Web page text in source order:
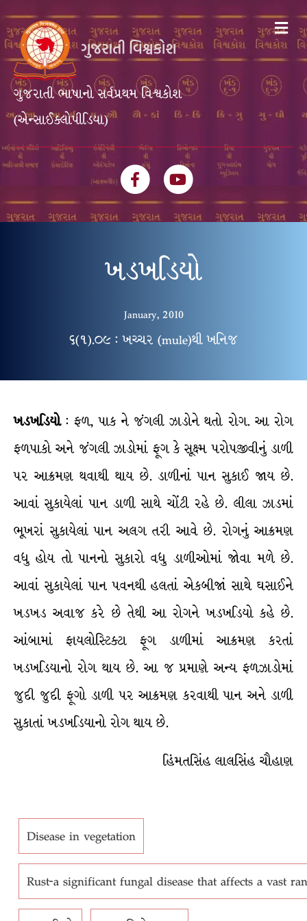
ગુજરાતી ભાષાનો સર્વપ્રથમ વિશ્વકોશ
(એન્સાઈક્લોપીડિયા)
FacebookYoutube
ખડખડિયો
January, 2010
૬(૧).૦૯ : ખચ્ચર (mule)થી ખનિજ
ખડખડિયો: ફળ, પાક ને જંગલી ઝાડોને થતો રોગ. આ રોગ
ફળપાકો અને જંગલી ઝાડોમાં ફૂગ કે સૂક્ષ્મ પરોપજીવીનું ડાળી
પર આક્રમણ થવાથી થાય છે. ડાળીનાં પાન સુકાઈ જાય છે.
આવાં સુકાયેલાં પાન ડાળી સાથે ચોંટી રહે છે. લીલા ઝાડમાં
ભૂખરાં સુકાયેલાં પાન અલગ તરી આવે છે. રોગનું આક્રમણ
વધુ હોય તો પાનનો સુકારો વધુ ડાળીઓમાં જોવા મળે છે.
આવાં સુકાયેલાં પાન પવનથી હલતાં એકબીજાં સાથે ઘસાઈને
ખડખડ અવાજ કરે છે તેથી આ રોગને ખડખડિયો કહે છે.
આંબામાં ફાયલોસ્ટિક્ટા ફૂગ ડાળીમાં આક્રમણ કરતાં
ખડખડિયાનો રોગ થાય છે. આ જ પ્રમાણે અન્ય ફળઝાડોમાં
જુદી જુદી ફૂગો ડાળી પર આક્રમણ કરવાથી પાન અને ડાળી
સુકાતાં ખડખડિયાનો રોગ થાય છે.
હિંમતસિંહ લાલસિંહ ચૌહાણ
Disease in vegetation
Rust-a significant fungal disease that affects a vast